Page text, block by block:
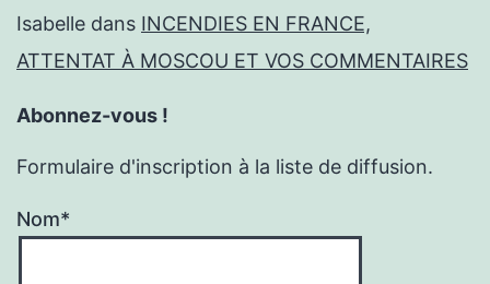
Isabelle dans INCENDIES EN FRANCE,
ATTENTAT À MOSCOU ET VOS COMMENTAIRES
Abonnez-vous !
Formulaire d'inscription à la liste de diffusion.
Nom*